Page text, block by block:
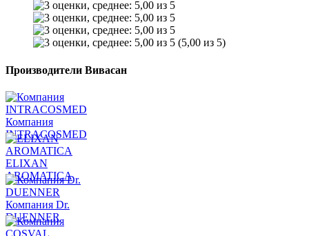
(5,00 из 5)
Производители Вивасан
Компания
INTRACOSMED
ELIXAN
AROMATICA
Компания Dr.
DUENNER